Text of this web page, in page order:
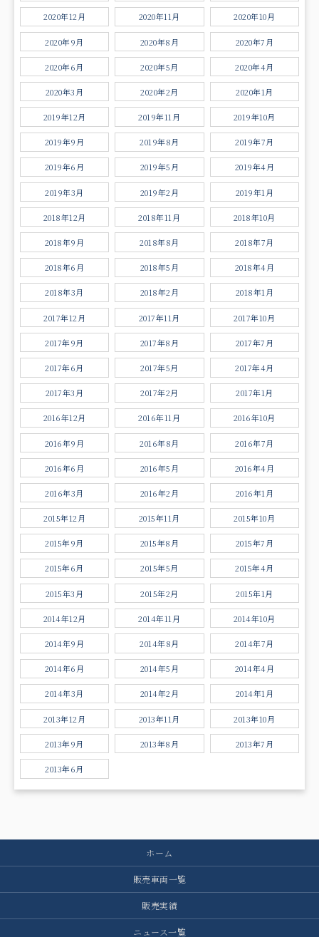
2020年12月 2020年11月 2020年10月
2020年9月 2020年8月 2020年7月
2020年6月 2020年5月 2020年4月
2020年3月 2020年2月 2020年1月
2019年12月 2019年11月 2019年10月
2019年9月 2019年8月 2019年7月
2019年6月 2019年5月 2019年4月
2019年3月 2019年2月 2019年1月
2018年12月 2018年11月 2018年10月
2018年9月 2018年8月 2018年7月
2018年6月 2018年5月 2018年4月
2018年3月 2018年2月 2018年1月
2017年12月 2017年11月 2017年10月
2017年9月 2017年8月 2017年7月
2017年6月 2017年5月 2017年4月
2017年3月 2017年2月 2017年1月
2016年12月 2016年11月 2016年10月
2016年9月 2016年8月 2016年7月
2016年6月 2016年5月 2016年4月
2016年3月 2016年2月 2016年1月
2015年12月 2015年11月 2015年10月
2015年9月 2015年8月 2015年7月
2015年6月 2015年5月 2015年4月
2015年3月 2015年2月 2015年1月
2014年12月 2014年11月 2014年10月
2014年9月 2014年8月 2014年7月
2014年6月 2014年5月 2014年4月
2014年3月 2014年2月 2014年1月
2013年12月 2013年11月 2013年10月
2013年9月 2013年8月 2013年7月
2013年6月
ホーム
販売車両一覧
販売実績
ニュース一覧